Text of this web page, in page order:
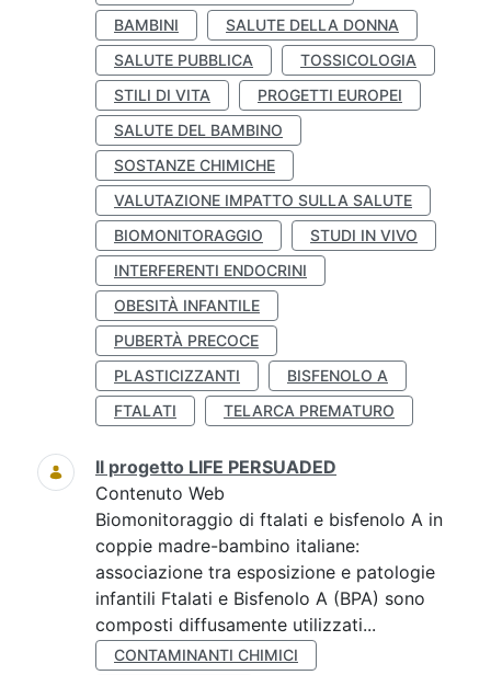
BAMBINI
SALUTE DELLA DONNA
SALUTE PUBBLICA
TOSSICOLOGIA
STILI DI VITA
PROGETTI EUROPEI
SALUTE DEL BAMBINO
SOSTANZE CHIMICHE
VALUTAZIONE IMPATTO SULLA SALUTE
BIOMONITORAGGIO
STUDI IN VIVO
INTERFERENTI ENDOCRINI
OBESITÀ INFANTILE
PUBERTÀ PRECOCE
PLASTICIZZANTI
BISFENOLO A
FTALATI
TELARCA PREMATURO
Il progetto LIFE PERSUADED
Contenuto Web
Biomonitoraggio di ftalati e bisfenolo A in
coppie madre-bambino italiane:
associazione tra esposizione e patologie
infantili Ftalati e Bisfenolo A (BPA) sono
composti diffusamente utilizzati...
CONTAMINANTI CHIMICI